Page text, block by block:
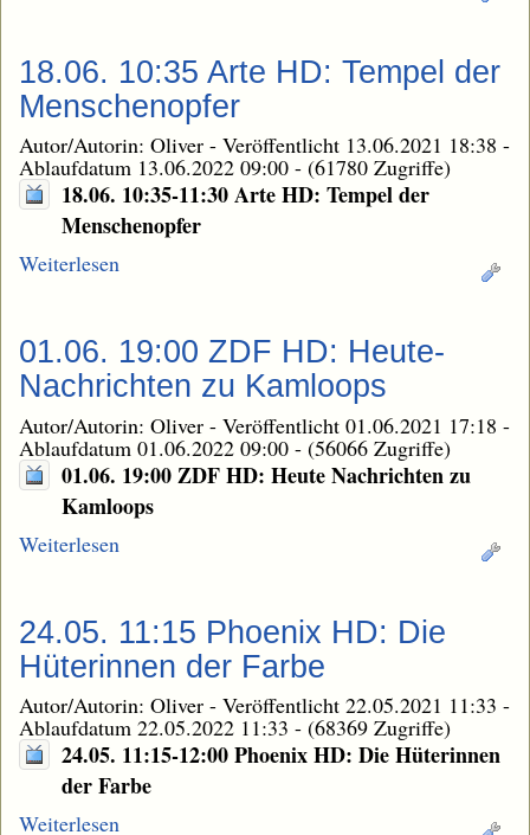
18.06. 10:35 Arte HD: Tempel der
Menschenopfer
Autor/Autorin: Oliver - Veröffentlicht 13.06.2021 18:38 -
Ablaufdatum 13.06.2022 09:00 - (61780 Zugriffe)
18.06. 10:35-11:30 Arte HD: Tempel der
Menschenopfer
Weiterlesen
01.06. 19:00 ZDF HD: Heute-
Nachrichten zu Kamloops
Autor/Autorin: Oliver - Veröffentlicht 01.06.2021 17:18 -
Ablaufdatum 01.06.2022 09:00 - (56066 Zugriffe)
01.06. 19:00 ZDF HD: Heute Nachrichten zu
Kamloops
Weiterlesen
24.05. 11:15 Phoenix HD: Die
Hüterinnen der Farbe
Autor/Autorin: Oliver - Veröffentlicht 22.05.2021 11:33 -
Ablaufdatum 22.05.2022 11:33 - (68369 Zugriffe)
24.05. 11:15-12:00 Phoenix HD: Die Hüterinnen
der Farbe
Weiterlesen